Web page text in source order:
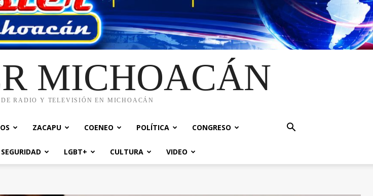
MICHOACÁN
RADIO Y TELEVISIÓN EN MICHOACÁN
ZACAPU COENEO POLÍTICA CONGRESO
SEGURIDAD LGBT+ CULTURA VIDEO